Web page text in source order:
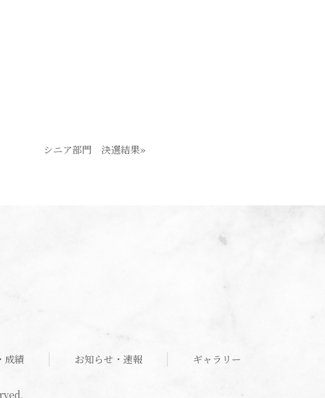
シニア部門 決選結果»
成績 お知らせ・速報 ギャラリー